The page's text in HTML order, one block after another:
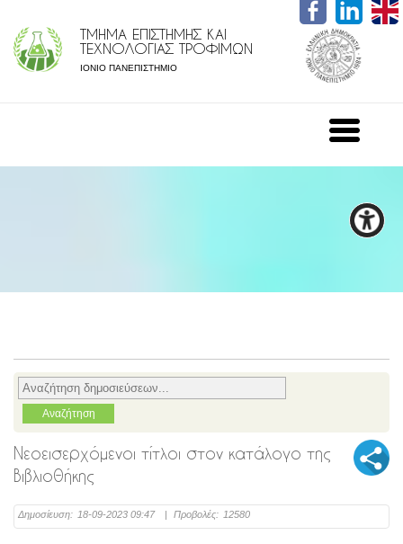
ΤΜΗΜΑ ΕΠΙΣΤΗΜΗΣ ΚΑΙ
ΤΕΧΝΟΛΟΓΙΑΣ ΤΡΟΦΙΜΩΝ
ΙΟΝΙΟ ΠΑΝΕΠΙΣΤΗΜΙΟ
Νεοεισερχόμενοι τίτλοι στον κατάλογο της
Βιβλιοθήκης
Δημοσίευση: 18-09-2023 09:47 | Προβολές: 12580